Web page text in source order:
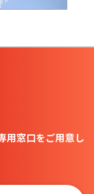
用窓口をご用意し